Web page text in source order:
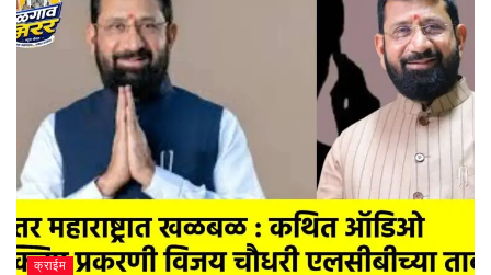
क्राईम